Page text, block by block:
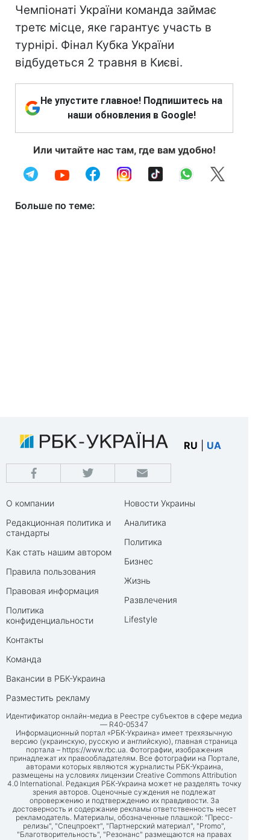
Чемпіонаті України команда займає
третє місце, яке гарантує участь в
турнірі. Фінал Кубка України
відбудеться 2 травня в Києві.
Не упустите главное! Подпишитесь на
наши обновления в Google!
Или читайте нас там, где вам удобно!
Больше по теме:
RU UA
О компании
Редакционная политика и
стандарты
Как стать нашим автором
Правила пользования
Правовая информация
Политика
конфиденциальности
Контакты
Команда
Вакансии в РБК-Украина
Разместить рекламу
Новости Украины
Аналитика
Политика
Бизнес
Жизнь
Развлечения
Lifestyle
Идентификатор онлайн-медиа в Реестре субъектов в сфере медиа
— R40-05347
Информационный портал «РБК-Украина» имеет трехязычную
версию (украинскую, русскую и английскую), главная страница
портала – https://www.rbc.ua. Фотографии, изображения
принадлежат их правообладателям. Все фотографии на Портале,
авторами которых являются журналисты РБК-Украина,
размещены на условиях лицензии Creative Commons Attribution
4.0 International. Редакция РБК-Украина может не разделять точку
зрения авторов. Оценочные суждения не подлежат
опровержению и подтверждению их правдивости. За
достоверность и содержание рекламы ответственность несет
рекламодатель. Материалы, обозначенные плашкой: "Пресс-
релизы", "Спецпроект", "Партнерский материал", "Promo",
"Благотворительность", "Резонанс" размещаются на правах